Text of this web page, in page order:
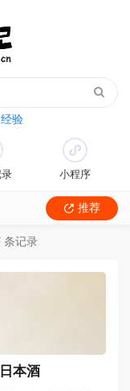
经验
小程序
推荐
条记录
本酒